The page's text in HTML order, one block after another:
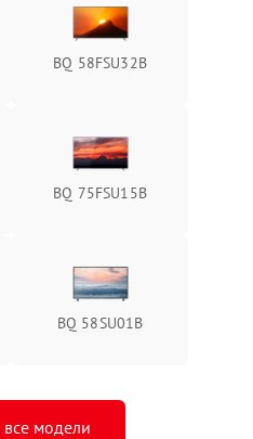
BQ 58FSU32B
BQ 75FSU15B
BQ 58SU01B
все модели